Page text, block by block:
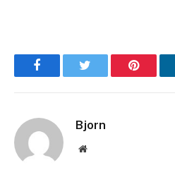
Facebook
Bjorn
Website